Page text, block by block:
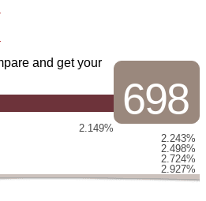
698
and get your
2.149%
2.243%
2.498%
2.724%
2.927%